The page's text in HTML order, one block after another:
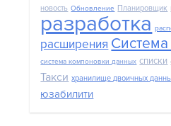
новость Обновление Планировщик
разработка
расширения
система компоновки данных списки
Такси хранилище двоичных
юзабилити